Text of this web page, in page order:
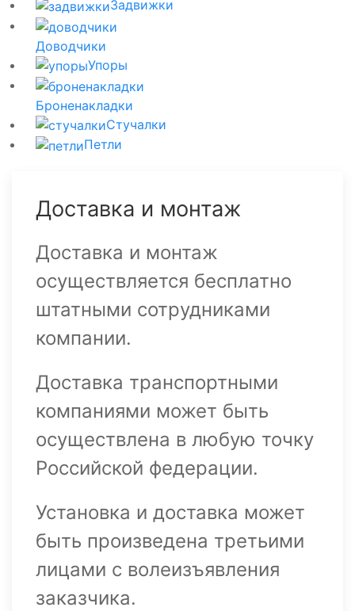
Задвижки
Доводчики
Упоры
Броненакладки
Стучалки
Петли
Доставка и монтаж
Доставка и монтаж
осуществляется бесплатно
штатными сотрудниками
компании.
Доставка транспортными
компаниями может быть
осуществлена в любую точку
Российской федерации.
Установка и доставка может
быть произведена третьими
лицами с волеизъявления
заказчика.